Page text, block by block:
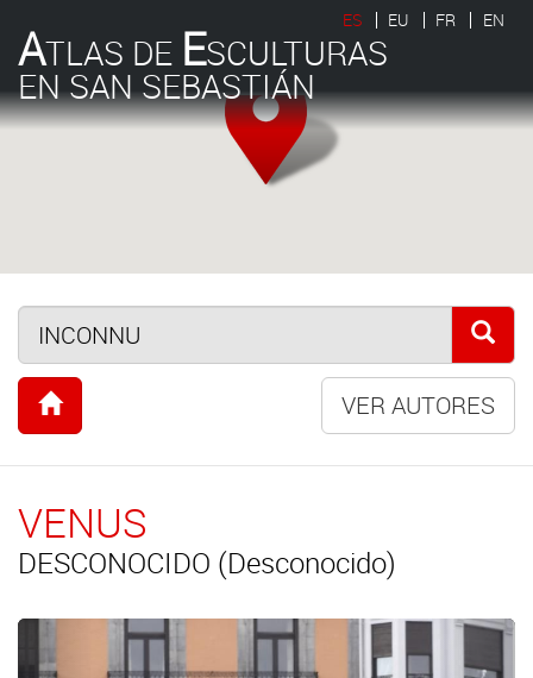
ATLAS DE ESCULTURAS
EN SAN SEBASTIÁN
ES EU FR EN
VER AUTORES
VENUS
DESCONOCIDO (Desconocido)
Anterior